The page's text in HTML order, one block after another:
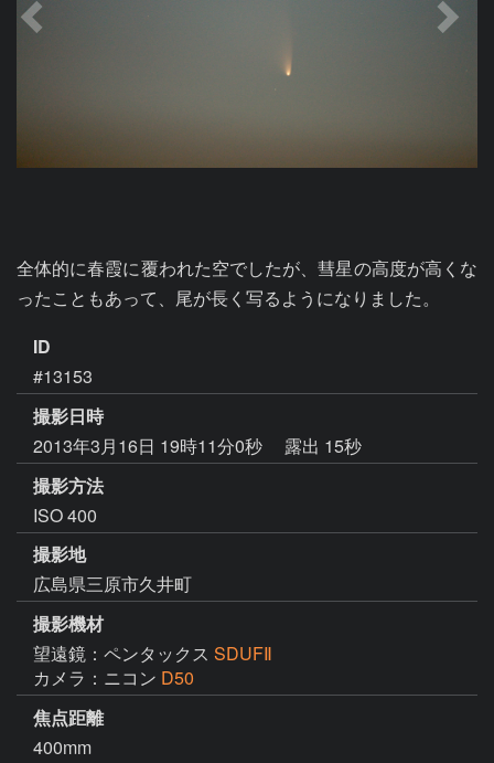
全体的に春霞に覆われた空でしたが、彗星の高度が高くな
ったこともあって、尾が長く写るようになりました。
ID
#13153
撮影日時
2013年3月16日 19時11分0秒
露出 15秒
撮影方法
ISO 400
撮影地
広島県三原市久井町
撮影機材
望遠鏡：ペンタックス SDUFⅡ
カメラ：ニコン D50
焦点距離
400mm